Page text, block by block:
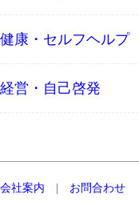
健康・セルフヘルプ
経営・自己啓発
会社案内 お問合わせ